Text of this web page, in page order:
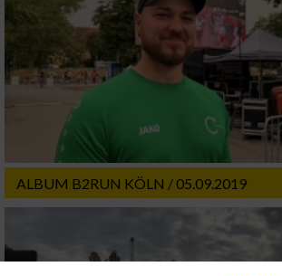
ALBUM B2RUN KÖLN / 05.09.2019